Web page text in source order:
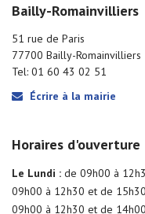
Bailly-Romainvilliers
51 rue de Paris
77700 Bailly-Romainvilliers
Tel: 01 60 43 02 51
Écrire à la mairie
Horaires d'ouverture
Le Lundi : de 09h00 à
09h00 à 12h30 et de
09h00 à 12h30 et de